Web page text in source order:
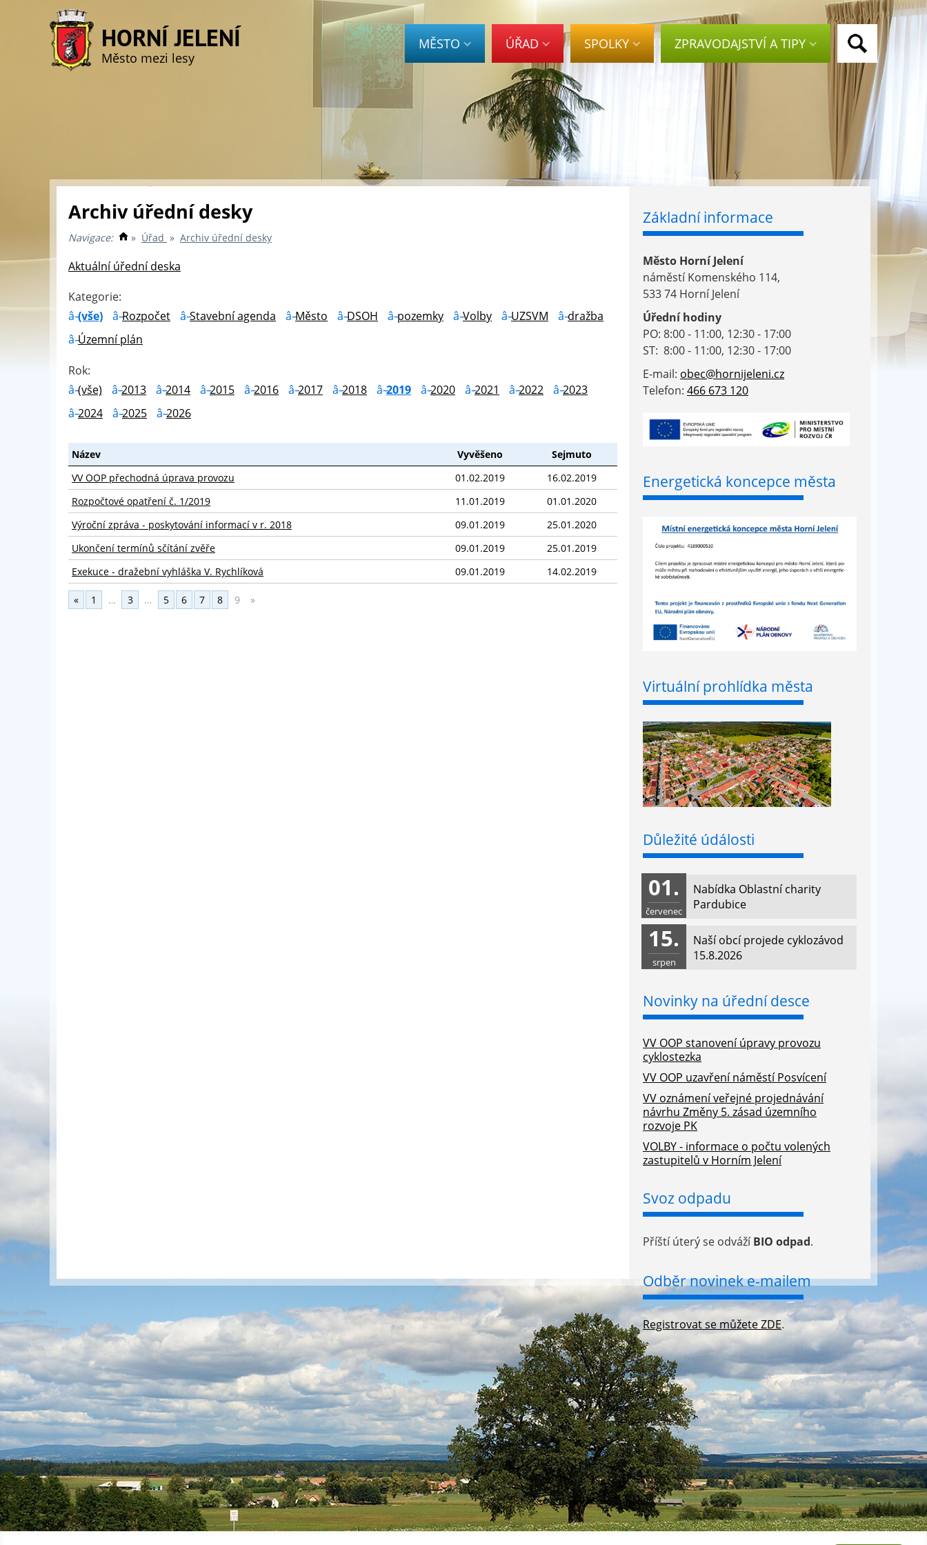
HORNÍ JELENÍ
Město mezi lesy
MĚSTO ÚŘAD SPOLKY ZPRAVODAJSTVÍ A TIPY
Archiv úřední desky
Navigace: » Úřad » Archiv úřední desky
Aktuální úřední deska
Kategorie:
(vše)
Rozpočet Stavební agenda Město DSOH pozemky Volby UZSVM
dražba
Územní plán
Rok:
(vše)
2013 2014 2015 2016 2017 2018 2019 2020 2021 2022
2023
2024
2025 2026
Název Vyvěšeno
Sejmuto
VV OOP přechodná úprava provozu
01.02.2019
16.02.2019
Rozpočtové opatření č. 1/2019
11.01.2019
01.01.2020
Výroční zpráva - poskytování informací v r. 2018
09.01.2019
25.01.2020
Ukončení termínů sčítání zvěře
09.01.2019
25.01.2019
Exekuce - dražební vyhláška V. Rychlíková
09.01.2019 14.02.2019
« 1 … 3 … 5 6 7 8 9 »
Základní informace
Město Horní Jelení
náměstí Komenského 114,
533 74 Horní Jelení
Úřední hodiny
PO: 8:00 - 11:00, 12:30 - 17:00
ST: 8:00 - 11:00, 12:30 - 17:00
E-mail: obec@hornijeleni.cz
Telefon: 466 673 120
Energetická koncepce města
Virtuální prohlídka města
Důležité údálosti
Nabídka Oblastní charity
Pardubice
01.
červenec
Naší obcí projede cyklozávod
15.8.2026
15.
srpen
Novinky na úřední desce
VV OOP stanovení úpravy provozu
cyklostezka
VV OOP uzavření náměstí Posvícení
VV oznámení veřejné projednávání
návrhu Změny 5. zásad územního
rozvoje PK
VOLBY - informace o počtu volených
zastupitelů v Horním Jelení
Svoz odpadu
Příští úterý se odvážíBIO odpad.
Odběr novinek e-mailem
Registrovat se můžete ZDE.